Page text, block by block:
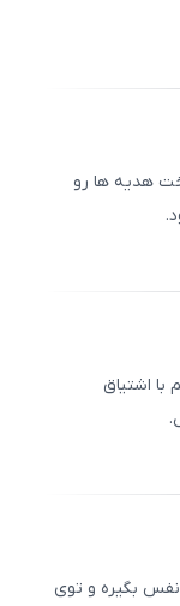
هدیه‌ ها رو
اشتیاق
بگیره و توی